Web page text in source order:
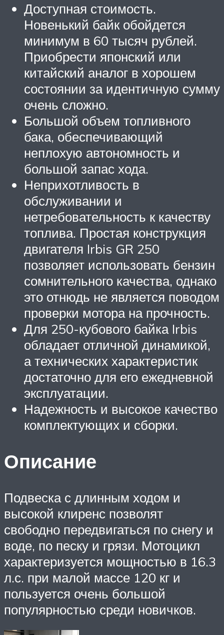
Доступная стоимость.
Новенький байк обойдется
минимум в 60 тысяч рублей.
Приобрести японский или
китайский аналог в хорошем
состоянии за идентичную сумму
очень сложно.
Большой объем топливного
бака, обеспечивающий
неплохую автономность и
большой запас хода.
Неприхотливость в
обслуживании и
нетребовательность к качеству
топлива. Простая конструкция
двигателя Irbis GR 250
позволяет использовать бензин
сомнительного качества, однако
это отнюдь не является поводом
проверки мотора на прочность.
Для 250-кубового байка Irbis
обладает отличной динамикой,
а технических характеристик
достаточно для его ежедневной
эксплуатации.
Надежность и высокое качество
комплектующих и сборки.
Описание
Подвеска с длинным ходом и
высокой клиренс позволят
свободно передвигаться по снегу и
воде, по песку и грязи. Мотоцикл
характеризуется мощностью в 16.3
л.с. при малой массе 120 кг и
пользуется очень большой
популярностью среди новичков.